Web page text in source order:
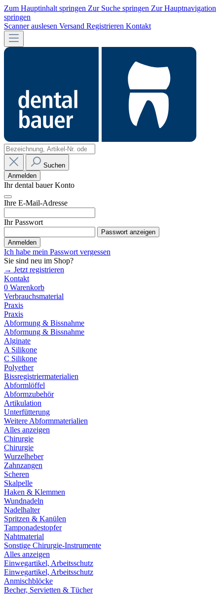
Zum Hauptinhalt springen Zur Suche springen Zur Hauptnavigation
springen
Scanner auslesen Versand Registrieren Kontakt
Suchen
Anmelden
Ihr dental bauer Konto
Ihre E-Mail-Adresse
Ihr Passwort
Passwort anzeigen
Anmelden
Ich habe mein Passwort vergessen
Sie sind neu im Shop?
→ Jetzt registrieren
Kontakt
0 Warenkorb
Verbrauchsmaterial
Praxis
Praxis
Abformung & Bissnahme
Abformung & Bissnahme
Alginate
A Silikone
C Silikone
Polyether
Bissregistriermaterialien
Abformlöffel
Abformzubehör
Artikulation
Unterfütterung
Weitere Abformmaterialien
Alles anzeigen
Chirurgie
Chirurgie
Wurzelheber
Zahnzangen
Scheren
Skalpelle
Haken & Klemmen
Wundnadeln
Nadelhalter
Spritzen & Kanülen
Tamponadestopfer
Nahtmaterial
Sonstige Chirurgie-Instrumente
Alles anzeigen
Einwegartikel, Arbeitsschutz
Einwegartikel, Arbeitsschutz
Anmischblöcke
Becher, Servietten & Tücher